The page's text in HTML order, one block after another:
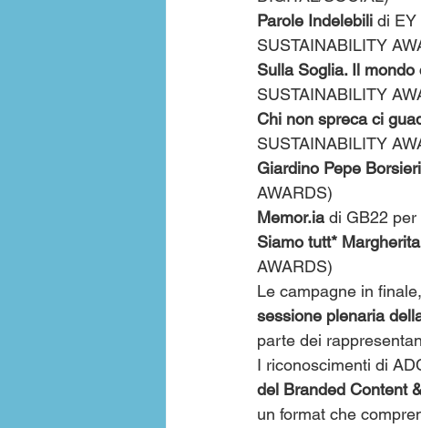
Parole Indelebili di EY
SUSTAINABILITY
Sulla Soglia. Il
SUSTAINABILITY
Chi non spreca ci
SUSTAINABILITY
Giardino Pepe
AWARDS)
Memor.ia di GB22 per
Siamo tutt* Margherita
AWARDS)
Le campagne in
sessione plenaria
parte dei
I riconoscimenti di
del Branded Content
un format che